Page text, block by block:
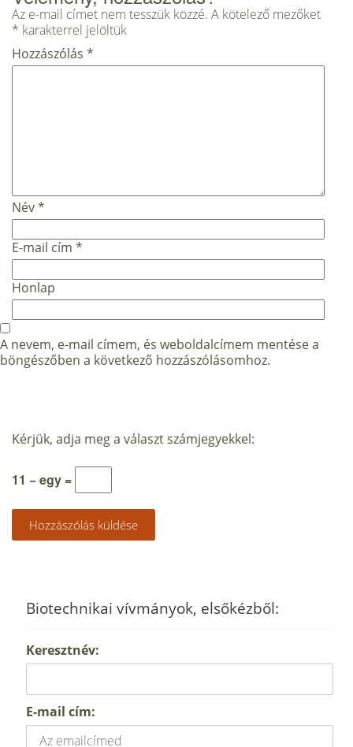
Az e-mail címet nem tesszük közzé. A kötelező mezőket
* karakterrel jelöltük
Hozzászólás *
Név*
E-mail cím *
Honlap
A nevem, e-mail címem, és weboldalcímem mentése a
böngészőben a következő hozzászólásomhoz.
Kérjük, adja meg a választ számjegyekkel:
11 − egy =
Biotechnikai vívmányok, elsőkézből:
Keresztnév:
E-mail cím: